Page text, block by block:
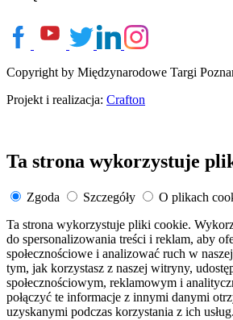
Copyright by Międzynarodowe Targi
Projekt i realizacja: Crafton
Ta strona wykorzystuje
Zgoda Szczegóły
O plikach
Ta strona wykorzystuje pliki cookie.
do spersonalizowania treści i reklam, aby
społecznościowe i analizować ruch w
tym, jak korzystasz z naszej witryny,
społecznościowym, reklamowym i
połączyć te informacje z innymi danymi
uzyskanymi podczas korzystania z ich usług.